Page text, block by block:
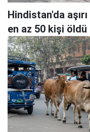
Hindistan'da
en az 50 kişi öldü